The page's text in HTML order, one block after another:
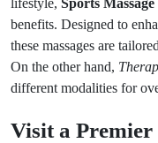
lifestyle, Sports
benefits. Designed to
these massages are
On the other hand,
different modalities for
Visit a Premier